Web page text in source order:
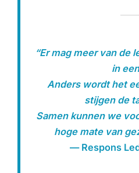
“Er mag meer van de
in
Anders wordt het
stijgen de
Samen kunnen we
hoge mate van
— Respons